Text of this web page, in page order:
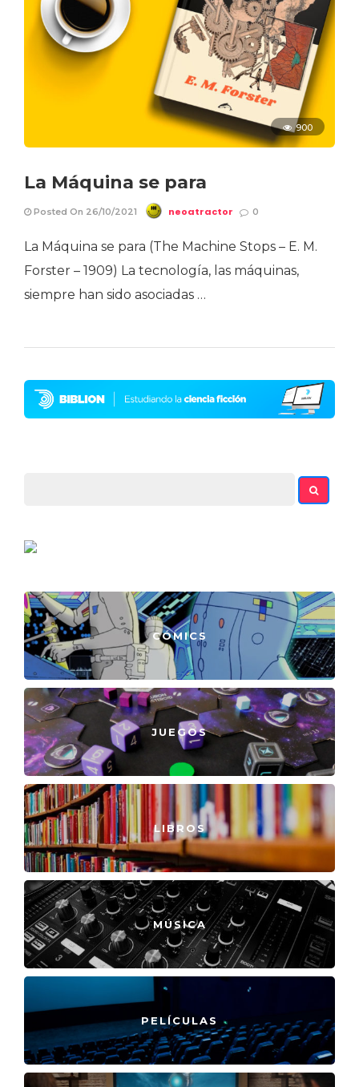
900
La Máquina se para
Posted On 26/10/2021 neoatractor 0
La Máquina se para (The Machine Stops – E. M.
Forster – 1909) La tecnología, las máquinas,
siempre han sido asociadas …
CÓMICS
JUEGOS
LIBROS
MÚSICA
PELÍCULAS